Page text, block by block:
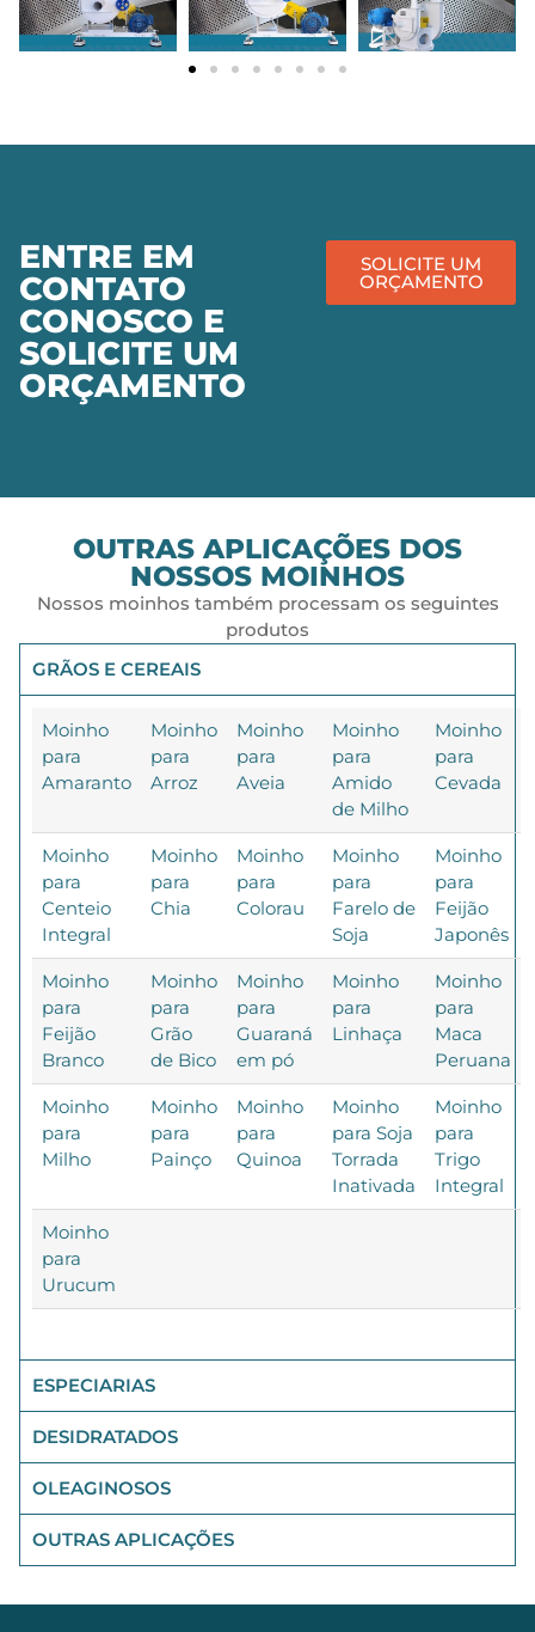
ENTRE EM
CONTATO
CONOSCO E
SOLICITE UM
ORÇAMENTO
SOLICITE UM
ORÇAMENTO
OUTRAS APLICAÇÕES DOS
NOSSOS MOINHOS
Nossos moinhos também processam os seguintes
produtos
GRÃOS E CEREAIS
Moinho
para
Amaranto
Moinho
para
Arroz
Moinho
para
Aveia
Moinho
para
Amido
de Milho
Moinho
para
Cevada
Moinho
para
Centeio
Integral
Moinho
para
Chia
Moinho
para
Colorau
Moinho
para
Farelo de
Soja
Moinho
para
Feijão
Japonês
Moinho
para
Feijão
Branco
Moinho
para
Grão
de Bico
Moinho
para
Guaraná
em pó
Moinho
para
Linhaça
Moinho
para
Maca
Peruana
Moinho
para
Milho
Moinho
para
Painço
Moinho
para
Quinoa
Moinho
para Soja
Torrada
Inativada
Moinho
para
Trigo
Integral
Moinho
para
Urucum
ESPECIARIAS
DESIDRATADOS
OLEAGINOSOS
OUTRAS APLICAÇÕES